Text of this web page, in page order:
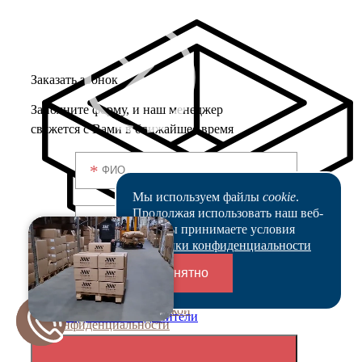
Переходники и соединители
Заказать звонок
Заполните форму, и наш менеджер
свяжется с Вами в ближайшее время
*- поля обязательные для заполнения
соглашаюсь с
Политикой
конфиденциальности
Мы используем файлы cookie.
Продолжая использовать наш веб-
сайт, вы принимаете условия
Политики конфиденциальности
Понятно